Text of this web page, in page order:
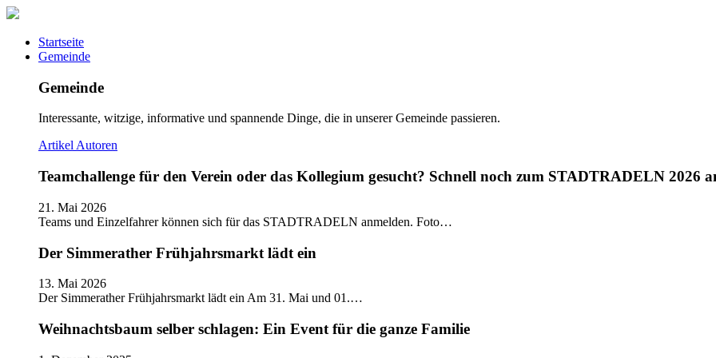
Startseite
Gemeinde
Gemeinde
Interessante, witzige, informative und spannende Dinge, die in unserer Gemeinde passieren.
ArtikelAutoren
Teamchallenge für den Verein oder das Kollegium gesucht? Schnell noch zum STADTRADELN 2026
21. Mai 2026
Teams und Einzelfahrer können sich für das STADTRADELN anmelden. Foto…
Der Simmerather Frühjahrsmarkt lädt ein
13. Mai 2026
Der Simmerather Frühjahrsmarkt lädt ein Am 31. Mai und 01.…
Weihnachtsbaum selber schlagen: Ein Event für die ganze Familie